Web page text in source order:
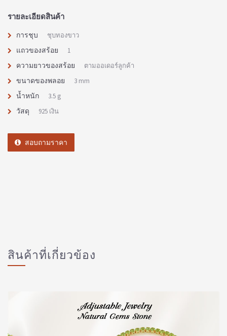
รายละเอียดสินค้า
การชุบ ชุบทองขาว
แถวของสร้อย 1
ความยาวของสร้อย ตามออเดอร์ลูกค้า
ขนาดของพลอย 3 mm
น้ำหนัก 3.5 g
วัสดุ 925 เงิน
สอบถามราคา
สินค้าที่เกี่ยวข้อง